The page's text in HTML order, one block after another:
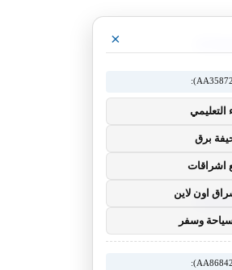
×
برق
اشراقات
اون لاين
سياحة وسفر